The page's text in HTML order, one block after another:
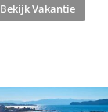
Bekijk Vakantie